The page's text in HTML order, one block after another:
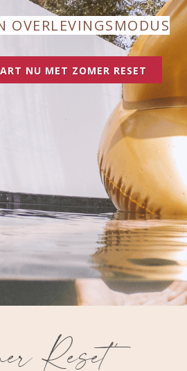
OVERLEVINGSMODUS
NU MET ZOMER RESET
Reset''